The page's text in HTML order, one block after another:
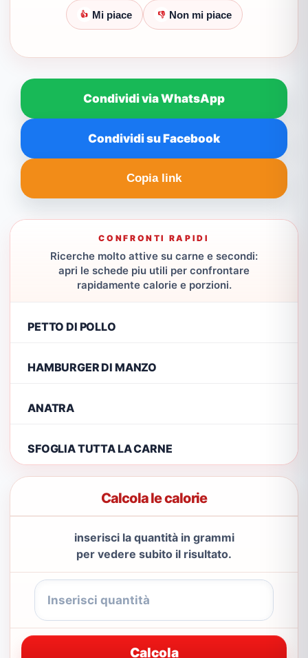
👍 Mi piace 👎 Non mi piace
Condividi via WhatsApp
Condividi su Facebook
Copia link
CONFRONTI RAPIDI
Ricerche molto attive su carne e secondi:
apri le schede piu utili per confrontare
rapidamente calorie e porzioni.
PETTO DI POLLO
HAMBURGER DI MANZO
ANATRA
SFOGLIA TUTTA LA CARNE
Calcola le calorie
inserisci la quantità in grammi
per vedere subito il risultato.
Calcola